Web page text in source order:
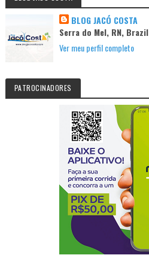
BLOG JACÓ COSTA
Serra do Mel, RN, Brazil
Ver meu perfil completo
PATROCINADORES